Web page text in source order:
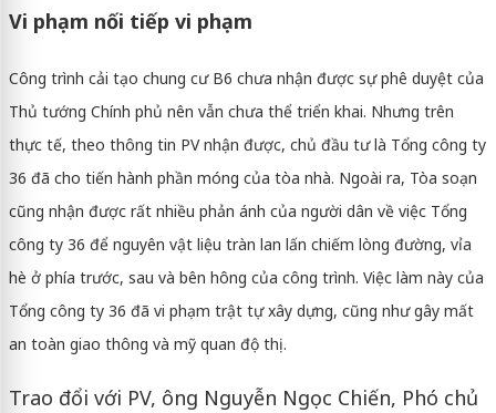
Vi phạm nối tiếp vi phạm
Công trình cải tạo chung cư B6 chưa nhận được sự phê duyệt của
Thủ tướng Chính phủ nên vẫn chưa thể triển khai. Nhưng trên
thực tế, theo thông tin PV nhận được, chủ đầu tư là Tổng công ty
36 đã cho tiến hành phần móng của tòa nhà. Ngoài ra, Tòa soạn
cũng nhận được rất nhiều phản ánh của người dân về việc Tổng
công ty 36 để nguyên vật liệu tràn lan lấn chiếm lòng đường, vỉa
hè ở phía trước, sau và bên hông của công trình. Việc làm này của
Tổng công ty 36 đã vi phạm trật tự xây dựng, cũng như gây mất
an toàn giao thông và mỹ quan độ thị .
Trao đổi với PV, ông Nguyễn Ngọc Chiến, Phó chủ